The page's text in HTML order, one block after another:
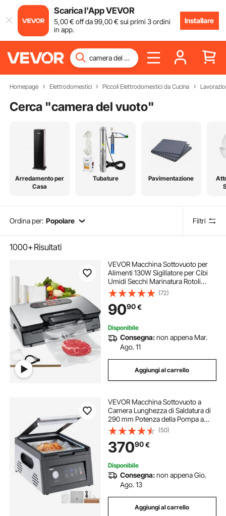
Scarica l'App VEVOR
5,00€ off da99,00€ sui primi 3 ordini
in app.
Installare
Homepage Elettrodomestici Piccoli Elettrodomestici da Cucina
Cerca "camera del vuoto"
Arredamento per
Casa
Tubature Pavimentazione
Ordina per: Popolare Filtri
1000+Risultati
VEVOR Macchina Sottovuoto per
Alimenti 130W Sigillatore per Cibi
Umidi Secchi Marinatura Rotoli
Inclusi 90 Kpa Conservazione del
Cibo con Doppia Pompa a Vuoto
Lunghezza 30cm con Sacchetto
Sigillato
(72)
9090€
Disponibile
Consegna:non appena Mar.
Ago. 11
Aggiungi al carrello
VEVOR Macchina Sottovuoto a
Camera Lunghezza di Saldatura di
290 mm Potenza della Pompa a
Vuoto da 380 W, Macchina per il
Confezionamento di Sacchetti
Sigillanti per Alimenti Umidi, Carne
(50)
37090€
Disponibile
Consegna:non appena Gio.
Ago. 13
Aggiungi al carrello